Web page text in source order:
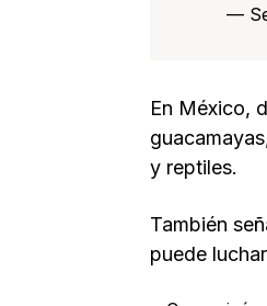
—
En México,
y reptiles.
También
puede luchar